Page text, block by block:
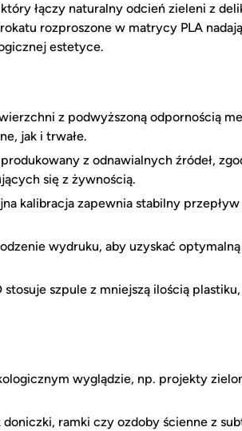
łączy naturalny odcień zieleni z
rozproszone w matrycy PLA
estetyce.
z podwyższoną odpornością
jak i trwałe.
z odnawialnych źródeł,
się z żywnością.
kalibracja zapewnia stabilny przepływ
wydruku, aby uzyskać optymalną
szpule z mniejszą ilością
wyglądzie, np. projekty
ramki czy ozdoby ścienne z